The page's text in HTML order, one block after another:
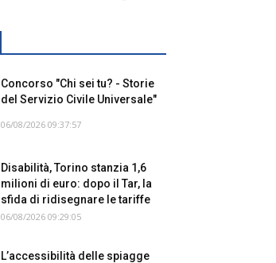
Concorso "Chi sei tu? - Storie
del Servizio Civile Universale"
06/08/2026 09:37:57
Disabilità, Torino stanzia 1,6
milioni di euro: dopo il Tar, la
sfida di ridisegnare le tariffe
06/08/2026 09:29:05
L’accessibilità delle spiagge